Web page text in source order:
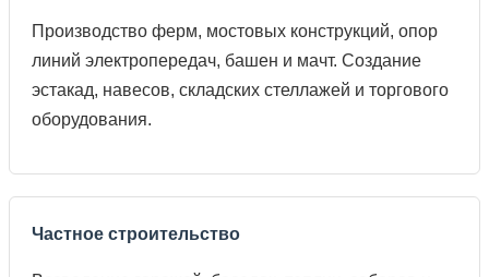
Производство ферм, мостовых конструкций, опор
линий электропередач, башен и мачт. Создание
эстакад, навесов, складских стеллажей и торгового
оборудования.
Частное строительство